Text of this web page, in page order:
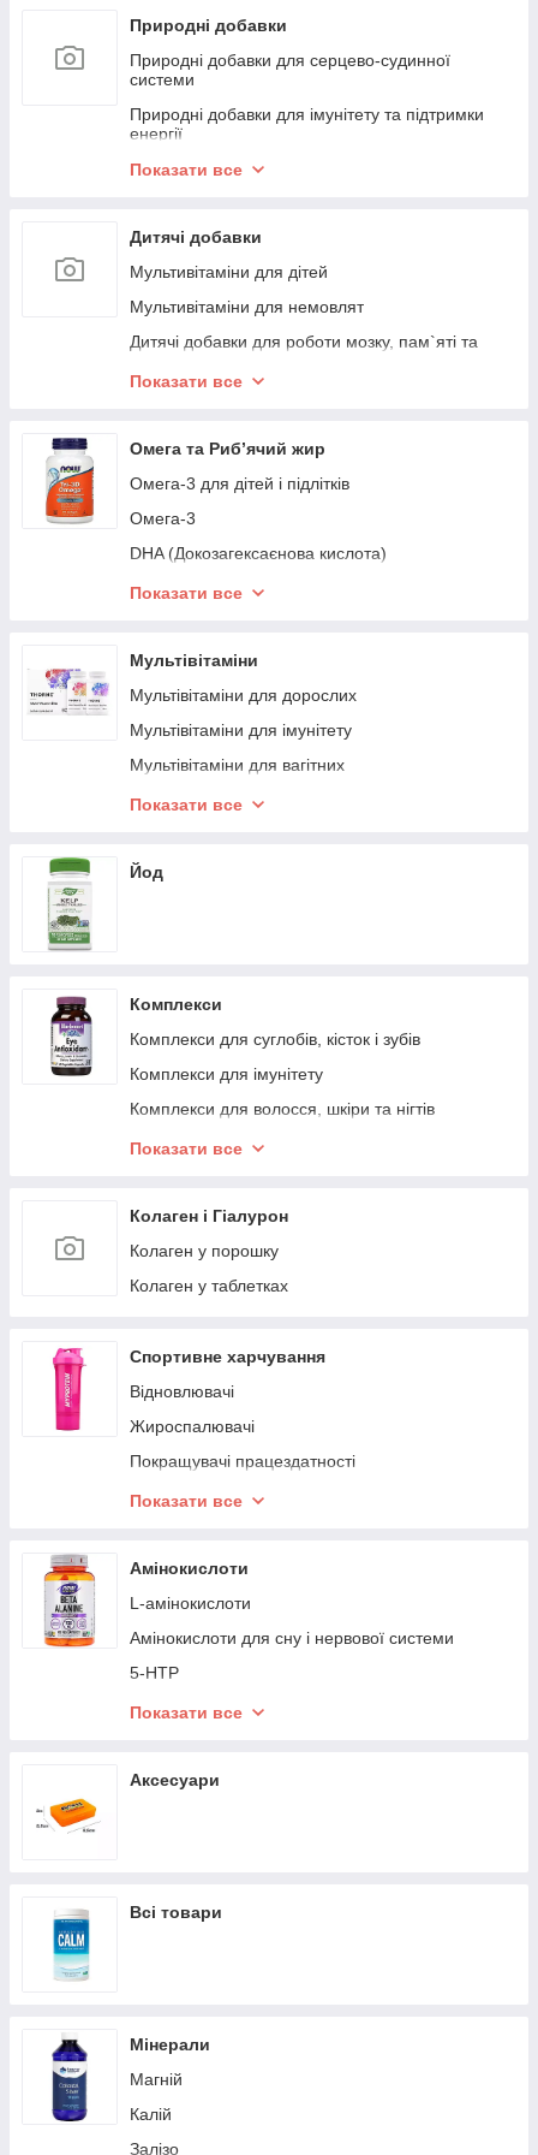
Вітаміни для підтримки енергії
Вітаміни для омолодження
Вітаміни для лікування акне
Вітаміни для схуднення та контролю ваги
Вітаміни для наднирників
Вітаміни для лікування запору і геморою
Вітаміни для зниження холестерину
Вітаміни для лікування варикозу
Часник
Природні добавки
Природні добавки для серцево-судинної
системи
Природні добавки для імунітету та підтримки
енергії
Природні добавки для травлення та детоксу
Суперфуди та екстракти
Показати все
Дитячі добавки
Мультивітаміни для дітей
Мультивітаміни для немовлят
Дитячі добавки для роботи мозку, пам`яті та
Показати все
Омега та Риб’ячий жир
Омега-3 для дітей і підлітків
Омега-3
DHA (Докозагексаєнова кислота)
Омега 3-6-9
Омега-3 для веганов
Лляна олія
Жир з печінки тріски
Масло криля
Жир лосося
Показати все
Мультівітаміни
Мультівітаміни для дорослих
Мультівітаміни для імунітету
Мультівітаміни для вагітних
Мультівітаміни 50+
Мультівітаміни для чоловіків
Показати все
Йод
Комплекси
Комплекси для суглобів, кісток і зубів
Комплекси для імунітету
Комплекси для волосся, шкіри та нігтів
Комплекси для печінки і травлення
Комплекси для сну
Комплекси для нервової системи та підтримки
Показати все
Колаген і Гіалурон
Колаген у порошку
Колаген у таблетках
Спортивне харчування
Відновлювачі
Жироспалювачі
Покращувачі працездатності
Протеїни
Показати все
Амінокислоти
L-амінокислоти
Амінокислоти для сну і нервової системи
5-HTP
Таурин
Показати все
Аксесуари
Всі товари
Мінерали
Магній
Калій
Залізо